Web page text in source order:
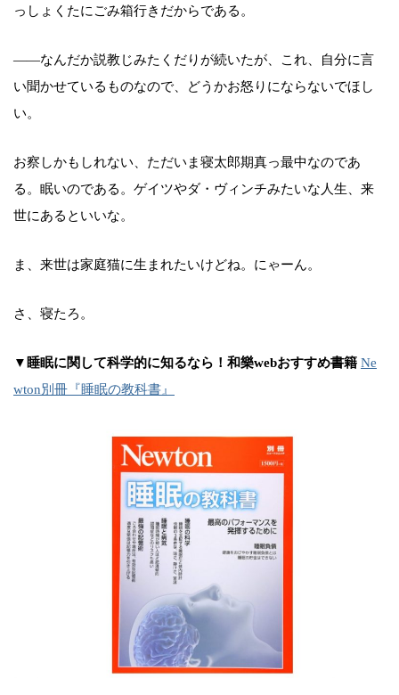
っしょくたにごみ箱行きだからである。
――なんだか説教じみたくだりが続いたが、これ、自分に言
い聞かせているものなので、どうかお怒りにならないでほし
い。
お察しかもしれない、ただいま寝太郎期真っ最中なのであ
る。眠いのである。ゲイツやダ・ヴィンチみたいな人生、来
世にあるといいな。
ま、来世は家庭猫に生まれたいけどね。にゃーん。
さ、寝たろ。
▼睡眠に関して科学的に知るなら！和樂webおすすめ書籍 Ne
wton別冊『睡眠の教科書』